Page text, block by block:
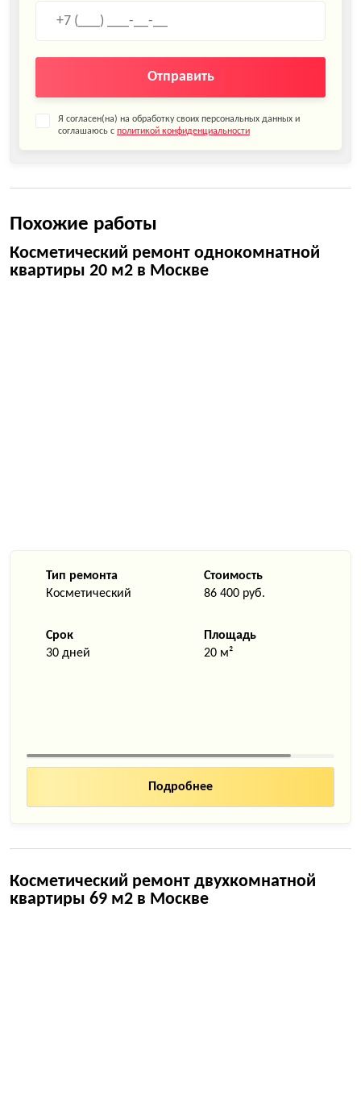
Отправить
Я согласен(на) на обработку своих персональных данных и
соглашаюсь с политикой конфиденциальности
Похожие работы
Косметический ремонт однокомнатной
квартиры 20 м2 в Москве
Тип ремонта
Косметический
Стоимость
86 400 руб.
Срок
30 дней
Площадь
20 м²
Подробнее
Косметический ремонт двухкомнатной
квартиры 69 м2 в Москве